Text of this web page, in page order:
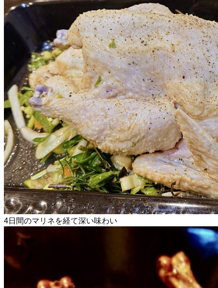
4日間のマリネを経て深い味わい